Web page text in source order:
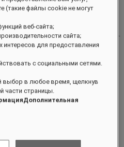
(такие файлы cookie не могут
веб-сайта;
сайта;
интересов для предоставления
с социальными сетями.
выбор в любое время, щелкнув
части страницы.